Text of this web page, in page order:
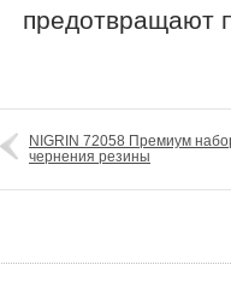
предотвращают
NIGRIN 72058 Премиум
чернения резины